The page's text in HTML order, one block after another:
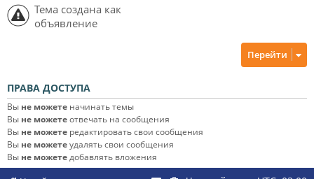
Тема создана как
объявление
Перейти
ПРАВА ДОСТУПА
Вы не можете начинать темы
Вы не можетеотвечать на сообщения
Вы не можете редактировать свои сообщения
Вы не можетеудалять свои сообщения
Вы не можетедобавлять вложения